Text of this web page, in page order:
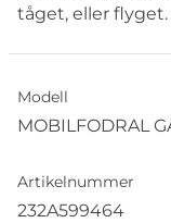
tåget, eller
Modell
MOBILFODRAL
Artikelnummer
232A599464